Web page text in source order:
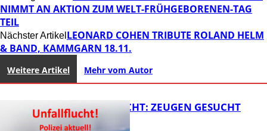
NIMMT AN AKTION ZUM WELT-FRÜHGEBORENEN-TAG
TEIL
Nächster Artikel LEONARD COHEN TRIBUTE ROLAND HELM
& BAND, KAMMGARN 18.11.
Weitere Artikel Mehr vom Autor
UNFALLFLUCHT: ZEUGEN GESUCHT